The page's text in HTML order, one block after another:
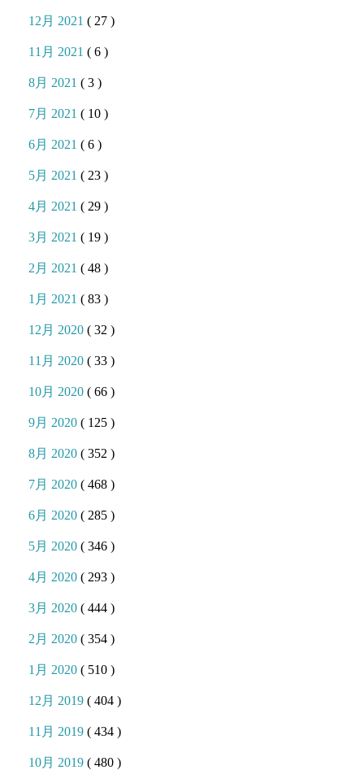
12月 2021( 27 )
11月 2021( 6 )
8月 2021( 3 )
7月 2021( 10 )
6月 2021( 6 )
5月 2021( 23 )
4月 2021( 29 )
3月 2021( 19 )
2月 2021( 48 )
1月 2021( 83 )
12月 2020( 32 )
11月 2020( 33 )
10月 2020( 66 )
9月 2020( 125 )
8月 2020( 352 )
7月 2020( 468 )
6月 2020( 285 )
5月 2020( 346 )
4月 2020( 293 )
3月 2020( 444 )
2月 2020( 354 )
1月 2020( 510 )
12月 2019( 404 )
11月 2019( 434 )
10月 2019( 480 )